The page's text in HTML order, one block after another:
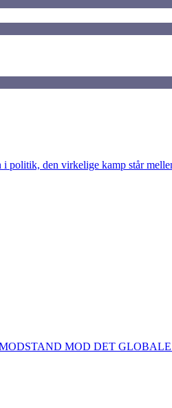
den virkelige kamp står
MOD DET